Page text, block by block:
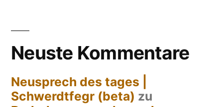
Neuste Kommentare
Neusprech des tages |
Schwerdtfegr (beta) zu